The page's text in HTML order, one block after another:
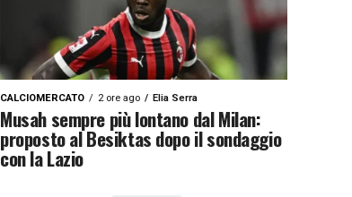
CALCIOMERCATO 2 ore ago Elia Serra
Musah sempre più lontano dal Milan:
proposto al Besiktas dopo il sondaggio
con la Lazio